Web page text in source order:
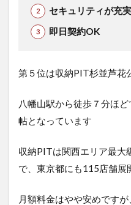
セキュリティが充実
即日契約OK
第５位は収納PIT杉並芦花
八幡山駅から徒歩７分ほ
帖となっています
収納PITは関西エリア最大
で、東京都にも115店舗展
月額料金はやや安めです